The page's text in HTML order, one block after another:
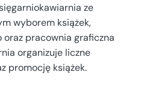
ze
wyborem książek,
pracownia graficzna
organizuje liczne
promocję książek.